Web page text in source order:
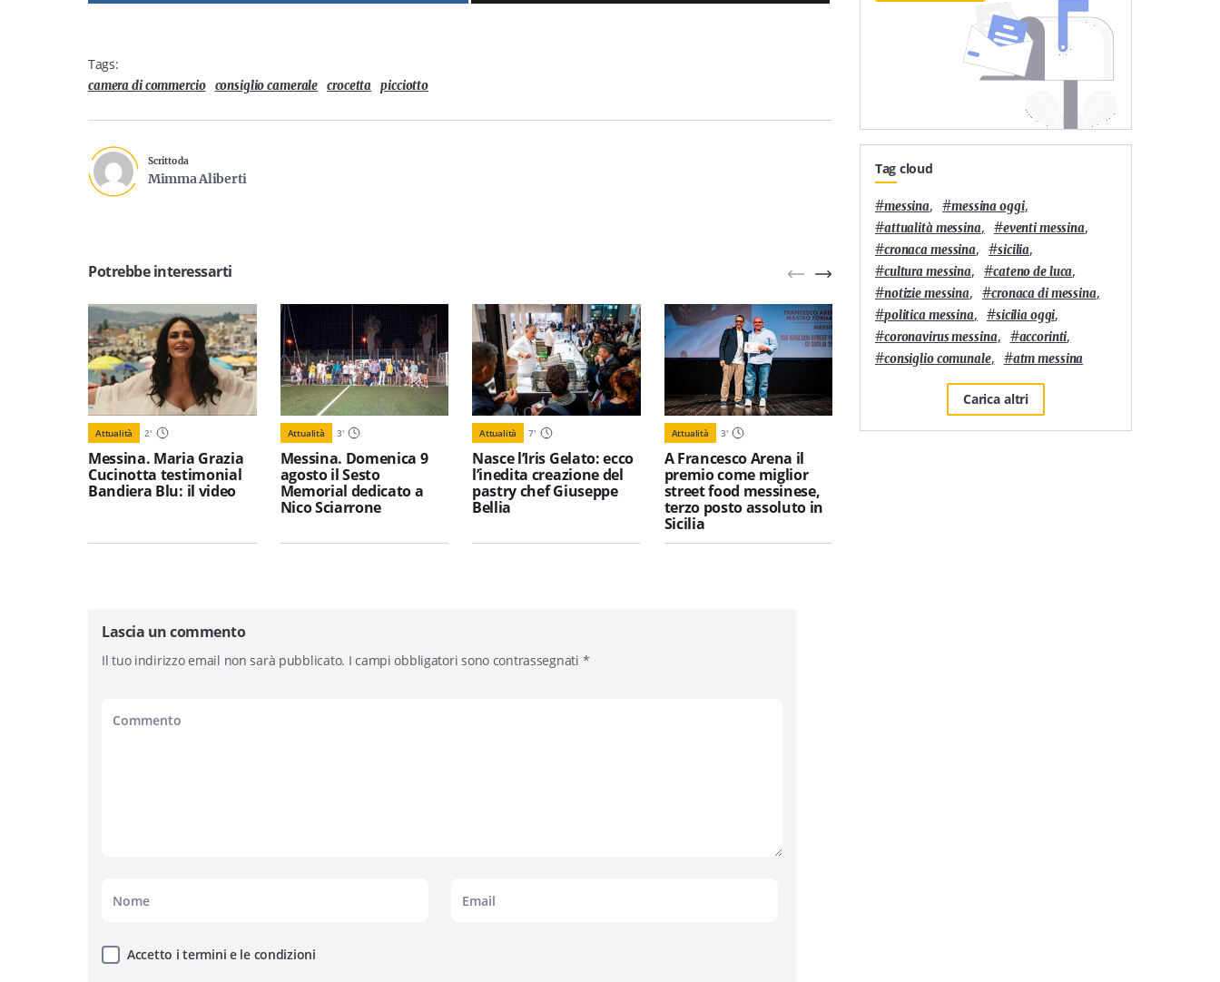
Tags:
camera di commercio consiglio camerale crocetta picciotto
Scritto da
Mimma Aliberti
Potrebbe interessarti
Attualità 2'
Messina. Maria Grazia
Cucinotta testimonial
Bandiera Blu: il video
Attualità 3'
Messina. Domenica 9
agosto il Sesto
Memorial dedicato a
Nico Sciarrone
Attualità 7'
Nasce l’Iris Gelato: ecco
l’inedita creazione del
pastry chef Giuseppe
Bellia
Attualità 3'
A Francesco Arena il
premio come miglior
street food messinese,
terzo posto assoluto in
Sicilia
Attualità 7' Attualità 3'
Lascia un commento
Il tuo indirizzo email non sarà pubblicato. I campi obbligatori sono contrassegnati *
Accetto i termini e le condizioni
Tag cloud
#messina, #messina oggi,
#attualità messina, #eventi messina,
#cronaca messina, #sicilia,
#cultura messina, #cateno de luca,
#notizie messina, #cronaca di messina,
#politica messina, #sicilia oggi,
#coronavirus messina, #accorinti,
#consiglio comunale, #atm messina
Carica altri